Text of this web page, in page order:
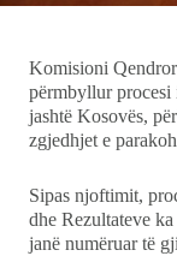
DuVideo
Komisioni
përmbyllur
jashtë Kosovës,
zgjedhjet e
Sipas njoftimit,
dhe Rezultateve
janë numëruar të